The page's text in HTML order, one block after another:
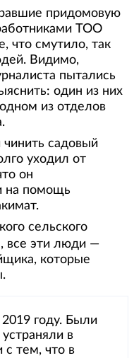
придомовую
ТОО
что смутило, так
Видимо,
пытались
один из них
из отделов
садовый
уходил от
он
на помощь
сельского
, все эти люди —
которые
году. Были
в
с тем, что в